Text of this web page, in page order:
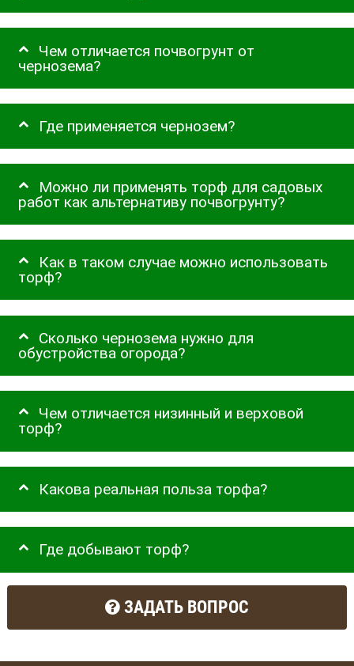
Чем отличается почвогрунт от
чернозема?
Где применяется чернозем?
Можно ли применять торф для садовых
работ как альтернативу почвогрунту?
Как в таком случае можно использовать
торф?
Сколько чернозема нужно для
обустройства огорода?
Чем отличается низинный и верховой
торф?
Какова реальная польза торфа?
Где добывают торф?
ЗАДАТЬ ВОПРОС